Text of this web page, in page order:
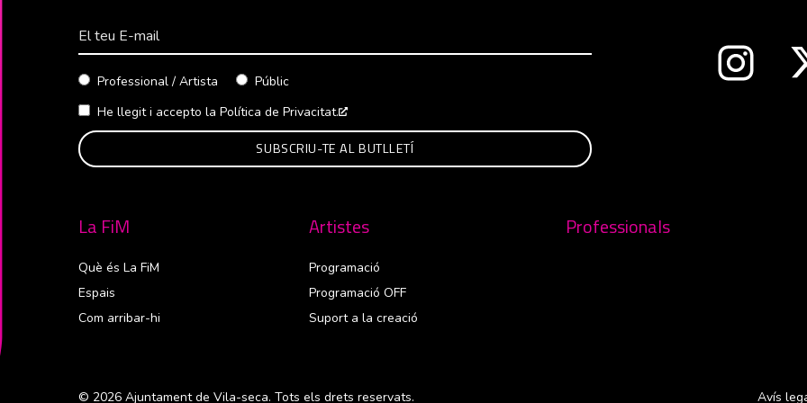
Correu Electrònico
Professional / Artista
Públic
He llegit i accepto la Política de Privacitat.
Abre
La FiM
Què és La FiM
Espais
Com arribar-hi
Artistes
Programació
Programació OFF
Suport a la creació
Professionals
© 2026 Ajuntament de Vila-seca. Tots els drets reservats. Avís